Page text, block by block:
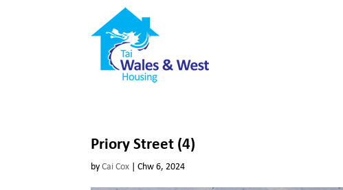
Priory Street (4)
byCai Cox | Chw 6, 2024